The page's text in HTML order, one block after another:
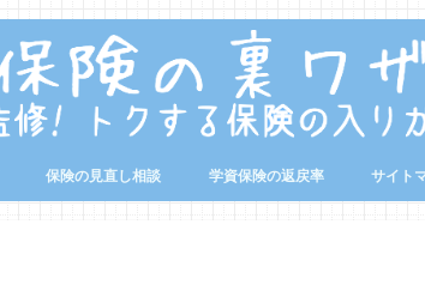
保険の見直し相談 学資保険の返戻率 サイト